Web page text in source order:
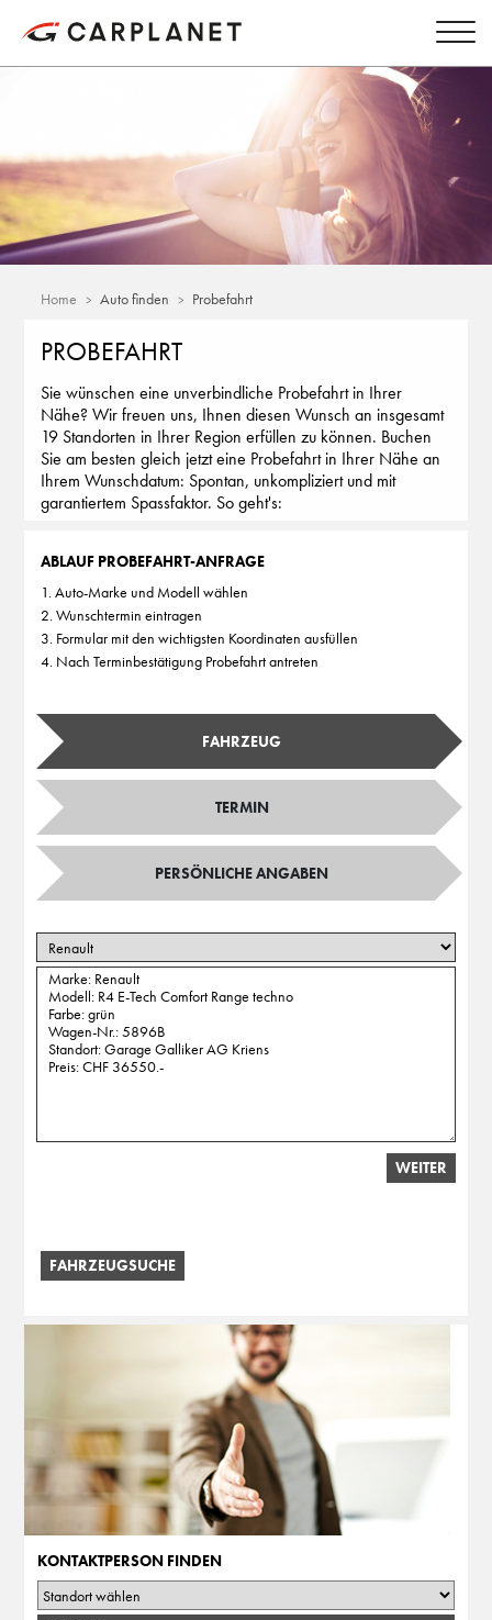
Home Auto finden Probefahrt
PROBEFAHRT
Sie wünschen eine unverbindliche Probefahrt in Ihrer
Nähe? Wir freuen uns, Ihnen diesen Wunsch an insgesamt
19 Standorten in Ihrer Region erfüllen zu können. Buchen
Sie am besten gleich jetzt eine Probefahrt in Ihrer Nähe an
Ihrem Wunschdatum: Spontan, unkompliziert und mit
garantiertem Spassfaktor. So geht's:
ABLAUF PROBEFAHRT-ANFRAGE
1. Auto-Marke und Modell wählen
2. Wunschtermin eintragen
3. Formular mit den wichtigsten Koordinaten ausfüllen
4. Nach Terminbestätigung Probefahrt antreten
FAHRZEUG
TERMIN
PERSÖNLICHE ANGABEN
WEITER
FAHRZEUGSUCHE
KONTAKTPERSON FINDEN